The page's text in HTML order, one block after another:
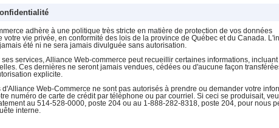
adhère à une politique très stricte en matière de protection de vos données
votre vie privée, en conformité des lois de la province de Québec et du Canada.
été ni ne sera jamais divulguée sans autorisation.
ses services, Alliance Web-commerce peut recueillir certaines informations, incluant
Ces dernières ne seront jamais vendues, cédées ou d'aucune façon
explicite.
d'Alliance Web-Commerce ne sont pas autorisés à prendre ou demander votre
numéro de carte de crédit par téléphone ou par courriel. Si ceci se produisait,
au 514-528-0000, poste 204 ou au 1-888-282-8318, poste 204, pour nous
interne.